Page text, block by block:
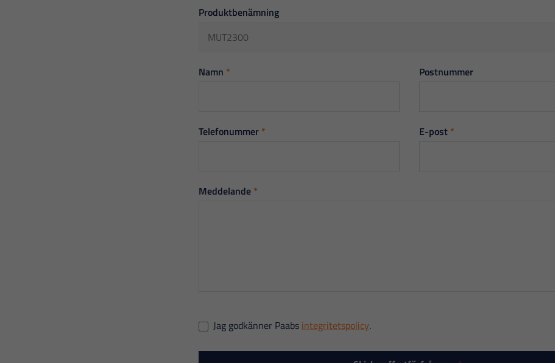
Produktbenämning
Namn * Postnummer
Telefonummer * E-post *
Meddelande *
Jag godkänner Paabs integritetspolicy.